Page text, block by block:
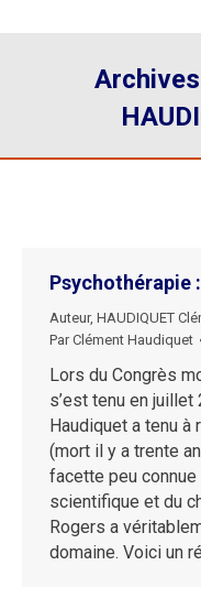
Psychothérapie
Auteur, HAUDIQUET
ParClément Haudiquet
Lors du Congrès
s’est tenu en juillet
Haudiquet a tenu à
(mort il y a trente
facette peu
scientifique et du
Rogers a
domaine. Voici un